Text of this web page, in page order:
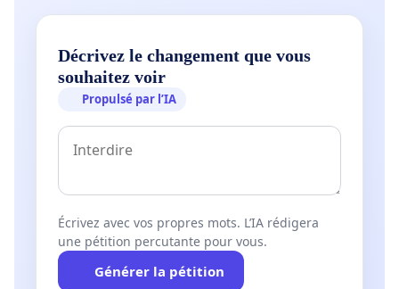
Décrivez le changement que vous
souhaitez voir
Propulsé par l’IA
Écrivez avec vos propres mots. L’IA rédigera
une pétition percutante pour vous.
Générer la pétition